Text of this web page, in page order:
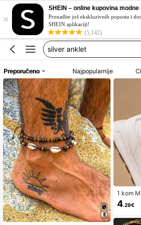
×
SHEIN – online kupovina modne
Pronađite još ekskluzivnih popusta i
SHEIN aplikaciji!
(5,142)
leg bracelet
silver anklet
pulsera de pie hombre
narukvica za nogu
Preporučeno Najpopularnije
1 kom
gležanj
4.29€